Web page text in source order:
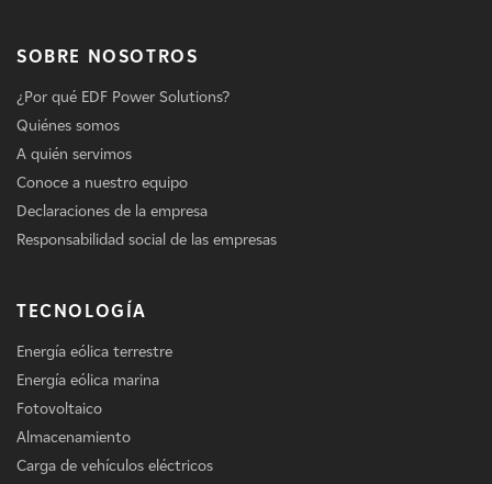
SOBRE NOSOTROS
¿Por qué EDF Power Solutions?
Quiénes somos
A quién servimos
Conoce a nuestro equipo
Declaraciones de la empresa
Responsabilidad social de las empresas
TECNOLOGÍA
Energía eólica terrestre
Energía eólica marina
Fotovoltaico
Almacenamiento
Carga de vehículos eléctricos